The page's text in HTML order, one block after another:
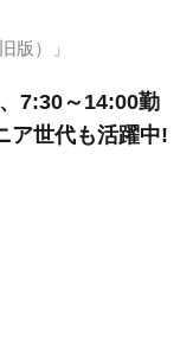
版）」
7:30～14:00勤
ア世代も活躍中!